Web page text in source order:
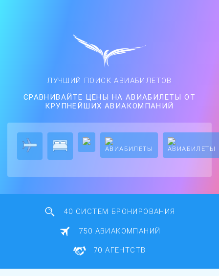
ЛУЧШИЙ ПОИСК АВИАБИЛЕТОВ
СРАВНИВАЙТЕ ЦЕНЫ НА АВИАБИЛЕТЫ ОТ
КРУПНЕЙШИХ АВИАКОМПАНИЙ
40 СИСТЕМ БРОНИРОВАНИЯ
750 АВИАКОМПАНИЙ
70 АГЕНТСТВ